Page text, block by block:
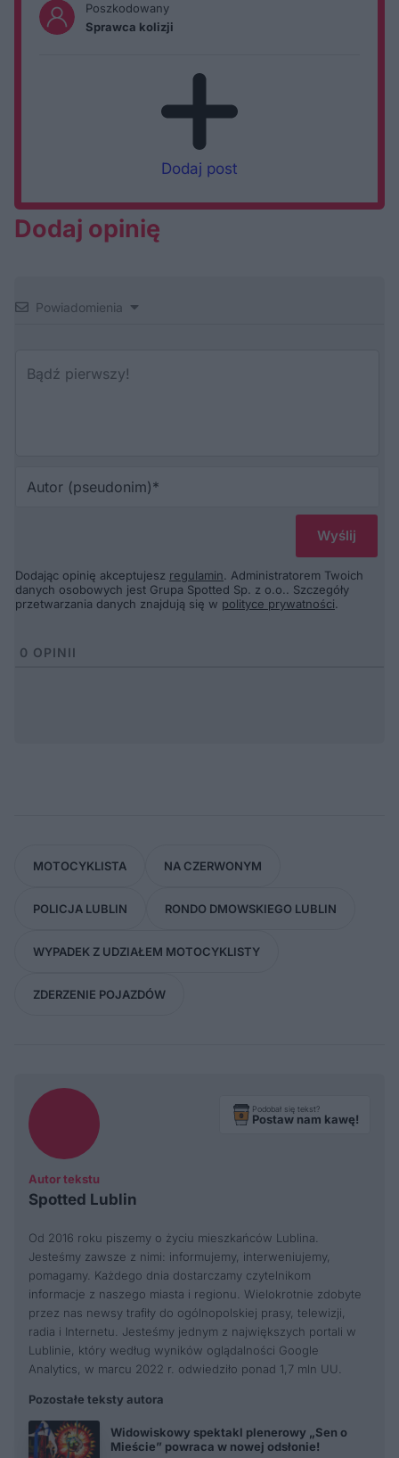
Poszkodowany
Sprawca kolizji
Dodaj post
Dodaj opinię
Powiadomienia
Dodając opinię akceptujesz regulamin. Administratorem Twoich
danych osobowych jest Grupa Spotted Sp. z o.o.. Szczegóły
przetwarzania danych znajdują się w polityce prywatności.
0 OPINII
MOTOCYKLISTA NA CZERWONYM
POLICJA LUBLIN RONDO DMOWSKIEGO LUBLIN
WYPADEK Z UDZIAŁEM MOTOCYKLISTY
ZDERZENIE POJAZDÓW
Autor tekstu
Spotted Lublin
Podobał się tekst?
Postaw nam kawę!
Od 2016 roku piszemy o życiu mieszkańców Lublina.
Jesteśmy zawsze z nimi: informujemy, interweniujemy,
pomagamy. Każdego dnia dostarczamy czytelnikom
informacje z naszego miasta i regionu. Wielokrotnie zdobyte
przez nas newsy trafiły do ogólnopolskiej prasy, telewizji,
radia i Internetu. Jesteśmy jednym z największych portali w
Lublinie, który według wyników oglądalności Google
Analytics, w marcu 2022 r. odwiedziło ponad 1,7 mln UU.
Pozostałe teksty autora
Widowiskowy spektakl plenerowy „Sen o
Mieście” powraca w nowej odsłonie!